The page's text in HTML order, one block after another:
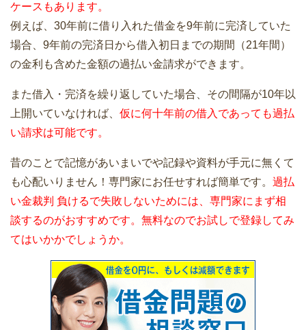
ケースもあります。
例えば、30年前に借り入れた借金を9年前に完済していた
場合、9年前の完済日から借入初日までの期間（21年間）
の金利も含めた金額の過払い金請求ができます。
また借入・完済を繰り返していた場合、その間隔が10年以
上開いていなければ、 仮に何十年前の借入であっても過払
い請求は可能です。
昔のことで記憶があいまいでや記録や資料が手元に無くて
も心配いりません！専門家にお任せすれば簡単です。 過払
い金裁判 負けるで失敗しないためには、専門家にまず相
談するのがおすすめです。無料なのでお試しで登録してみ
てはいかかでしょうか。